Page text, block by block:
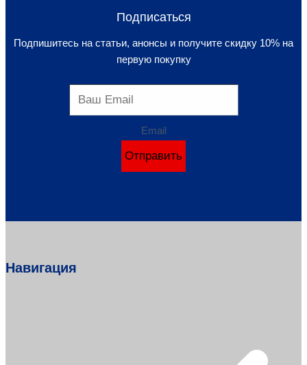
Подписаться
Подпишитесь на статьи, анонсы и получите скидку 10% на
первую покупку
Email
Отправить
Навигация